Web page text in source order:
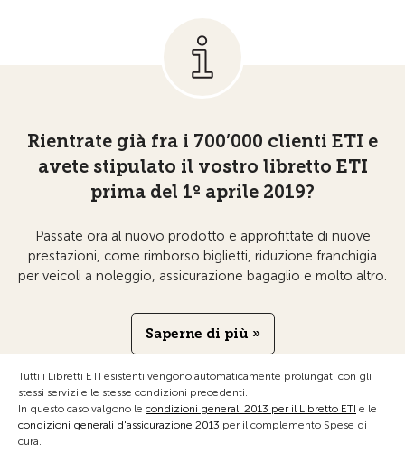
Rientrate già fra i 700’000 clienti ETI e
avete stipulato il vostro libretto ETI
prima del 1º aprile 2019?
Passate ora al nuovo prodotto e approfittate di nuove
prestazioni, come rimborso biglietti, riduzione franchigia
per veicoli a noleggio, assicurazione bagaglio e molto altro.
Saperne di più »
Tutti i Libretti ETI esistenti vengono automaticamente prolungati con gli
stessi servizi e le stesse condizioni precedenti.
In questo caso valgono le condizioni generali 2013 per il Libretto ETI e le
condizioni generali d'assicurazione 2013 per il complemento Spese di
cura.